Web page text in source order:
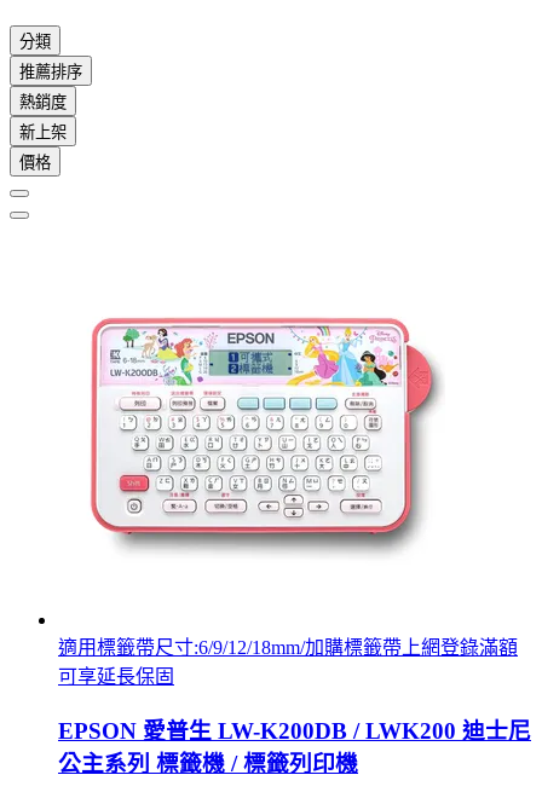
分類
推薦排序
熱銷度
新上架
價格
適用標籤帶尺寸:6/9/12/18mm/加購標籤帶上網登錄滿額
可享延長保固
EPSON 愛普生 LW-K200DB / LWK200 迪士尼
公主系列 標籤機 / 標籤列印機